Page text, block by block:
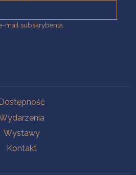
mail subskrybenta.
Dostępność
Wystawy
Kontakt